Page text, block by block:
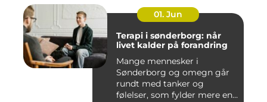
01. Jun
Terapi i sønderborg: når
livet kalder på forandring
Mange mennesker i
Sønderborg og omegn går
rundt med tanker og
følelser, som fylder mere end